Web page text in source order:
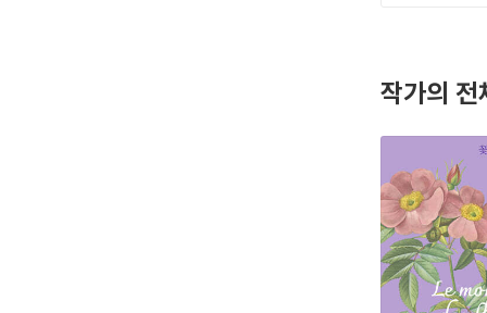
간한 『
작가의 전